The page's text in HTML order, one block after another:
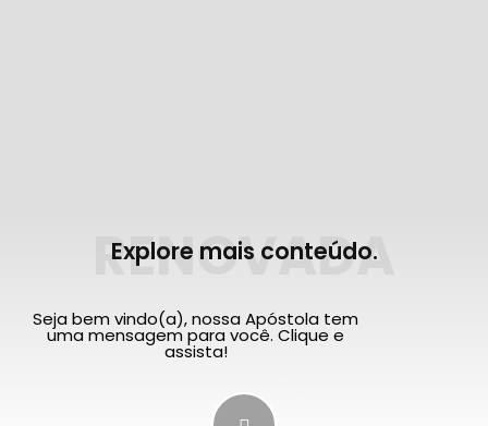
RENOVADA
Explore mais conteúdo.
Seja bem vindo(a), nossa Apóstola tem
uma mensagem para você. Clique e
assista!